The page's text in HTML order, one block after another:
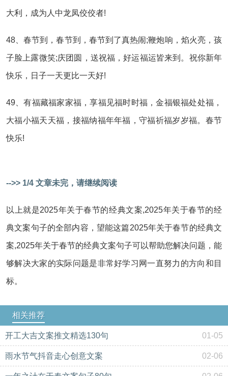
大利，成为人中龙凤佼佼者!
48、春节到，春节到，春节到了真热闹;鞭炮响，焰火亮，孩
子脸上露微笑;庆团圆，送祝福，好运福运皆来到。祝你新年
快乐，日子一天更比一天好!
49、有福藏福家家福，享福见福时时福，金福银福处处福，
大福小福天天福，接福纳福年年福，守福祈福岁岁福。春节
快乐!
-->> 1/4 文章未完，请继续阅读
以上就是2025年关于春节的经典文案,2025年关于春节的经
典文案句子的全部内容，望能这篇2025年关于春节的经典文
案,2025年关于春节的经典文案句子可以帮助您解决问题，能
够解决大家的实际问题是非常好学习网一直努力的方向和目
标。
相关推荐
开工大吉文案推文精选130句 01-05
雨水节气抖音走心创意文案 02-06